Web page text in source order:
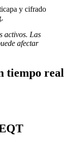
y cifrado
activos. Las
afectar
tiempo real